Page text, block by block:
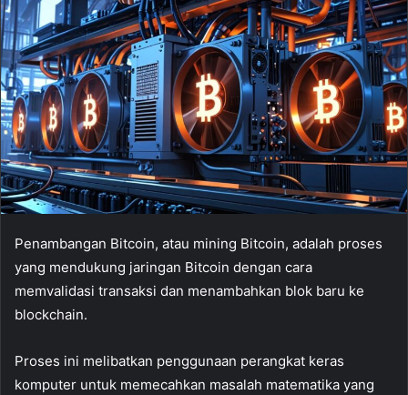
Penambangan Bitcoin, atau mining Bitcoin, adalah proses
yang mendukung jaringan Bitcoin dengan cara
memvalidasi transaksi dan menambahkan blok baru ke
blockchain.
Proses ini melibatkan penggunaan perangkat keras
komputer untuk memecahkan masalah matematika yang